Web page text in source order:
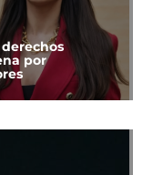
derechos
por